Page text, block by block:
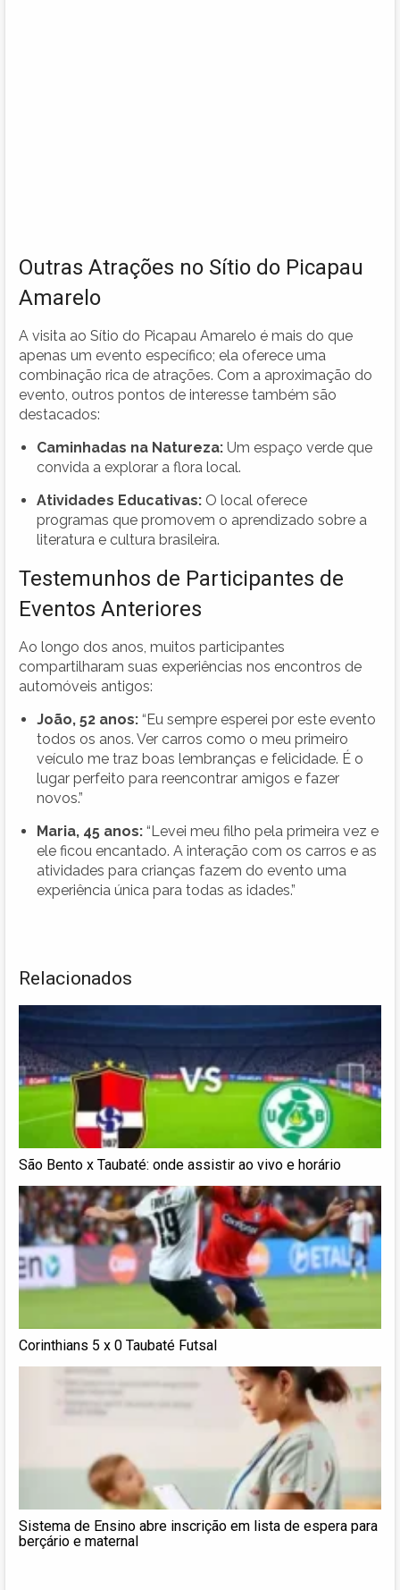
Outras Atrações no Sítio do Picapau
Amarelo
A visita ao Sítio do Picapau Amarelo é mais do que
apenas um evento específico; ela oferece uma
combinação rica de atrações. Com a aproximação do
evento, outros pontos de interesse também são
destacados:
Caminhadas na Natureza: Um espaço verde que
convida a explorar a flora local.
Atividades Educativas: O local oferece
programas que promovem o aprendizado sobre a
literatura e cultura brasileira.
Testemunhos de Participantes de
Eventos Anteriores
Ao longo dos anos, muitos participantes
compartilharam suas experiências nos encontros de
automóveis antigos:
João, 52 anos: “Eu sempre esperei por este evento
todos os anos. Ver carros como o meu primeiro
veículo me traz boas lembranças e felicidade. É o
lugar perfeito para reencontrar amigos e fazer
novos.”
Maria, 45 anos: “Levei meu filho pela primeira vez e
ele ficou encantado. A interação com os carros e as
atividades para crianças fazem do evento uma
experiência única para todas as idades.”
Relacionados
São Bento x Taubaté: onde assistir ao vivo e horário
Corinthians 5 x 0 Taubaté Futsal
Sistema de Ensino abre inscrição em lista de espera para
berçário e maternal